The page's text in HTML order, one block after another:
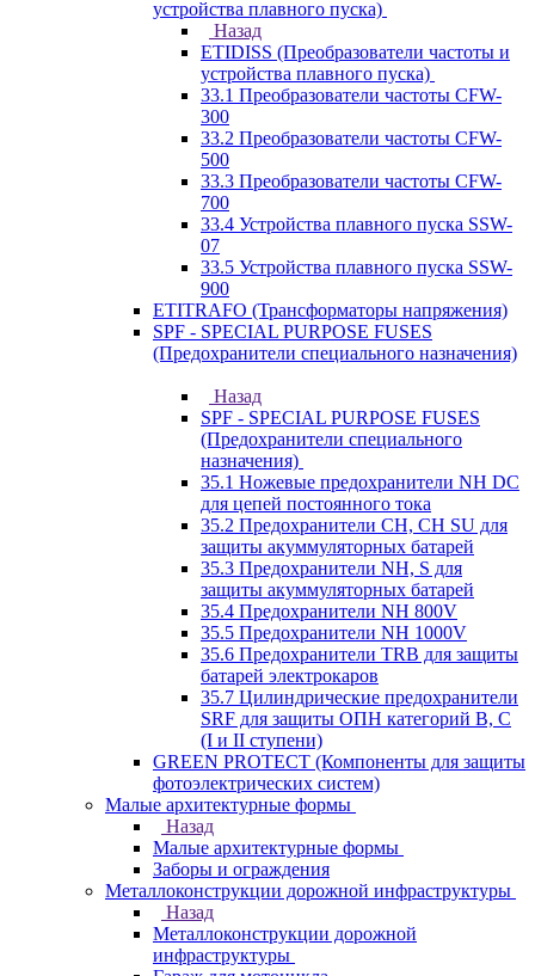
устройства плавного пуска)
Назад
ETIDISS (Преобразователи частоты и
устройства плавного пуска)
33.1 Преобразователи частоты CFW-
300
33.2 Преобразователи частоты CFW-
500
33.3 Преобразователи частоты CFW-
700
33.4 Устройства плавного пуска SSW-
07
33.5 Устройства плавного пуска SSW-
900
ETITRAFO (Трансформаторы напряжения)
SPF - SPECIAL PURPOSE FUSES
(Предохранители специального назначения)
Назад
SPF - SPECIAL PURPOSE FUSES
(Предохранители специального
назначения)
35.1 Ножевые предохранители NH DC
для цепей постоянного тока
35.2 Предохранители CH, CH SU для
защиты акуммуляторных батарей
35.3 Предохранители NH, S для
защиты акуммуляторных батарей
35.4 Предохранители NH 800V
35.5 Предохранители NH 1000V
35.6 Предохранители TRB для защиты
батарей электрокаров
35.7 Цилиндрические предохранители
SRF для защиты ОПН категорий B, C
(I и II ступени)
GREEN PROTECT (Компоненты для защиты
фотоэлектрических систем)
Малые архитектурные формы
Назад
Малые архитектурные формы
Заборы и ограждения
Металлоконструкции дорожной инфраструктуры
Назад
Металлоконструкции дорожной
инфраструктуры